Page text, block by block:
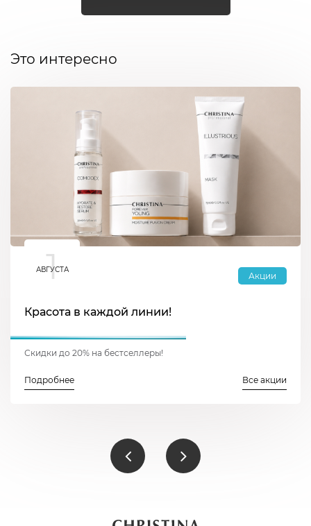
Это интересно
1
АВГУСТА
Акции
Красота в каждой линии!
Скидки до 20% на бестселлеры!
Подробнее Все акции